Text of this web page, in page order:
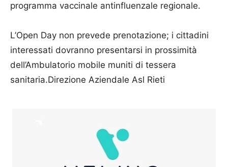
programma vaccinale antinfluenzale regionale.
L’Open Day non prevede prenotazione; i cittadini
interessati dovranno presentarsi in prossimità
dell’Ambulatorio mobile muniti di tessera
sanitaria.Direzione Aziendale Asl Rieti